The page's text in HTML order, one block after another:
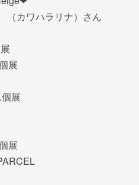
カワハラリナ）さん
展
展
展